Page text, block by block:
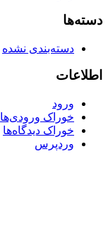
دسته‌ها
دسته‌بندی نشده
اطلاعات
ورود
خوراک ورودی‌ها
خوراک دیدگاه‌ها
وردپرس